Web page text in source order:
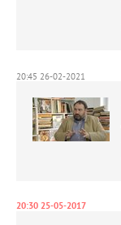
20:45 26-02-2021
20:30 25-05-2017